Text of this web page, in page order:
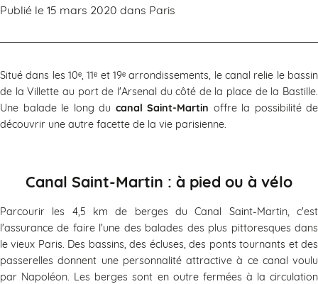
Publié le 15 mars 2020 dans Paris
Situé dans les 10ᵉ, 11ᵉ et 19ᵉ arrondissements, le canal relie le bassin
de la Villette au port de l'Arsenal du côté de la place de la Bastille.
Une balade le long du canal Saint-Martin offre la possibilité de
découvrir une autre facette de la vie parisienne.
Canal Saint-Martin : à pied ou à vélo
Parcourir les 4,5 km de berges du Canal Saint-Martin, c'est
l'assurance de faire l'une des balades des plus pittoresques dans
le vieux Paris. Des bassins, des écluses, des ponts tournants et des
passerelles donnent une personnalité attractive à ce canal voulu
par Napoléon. Les berges sont en outre fermées à la circulation